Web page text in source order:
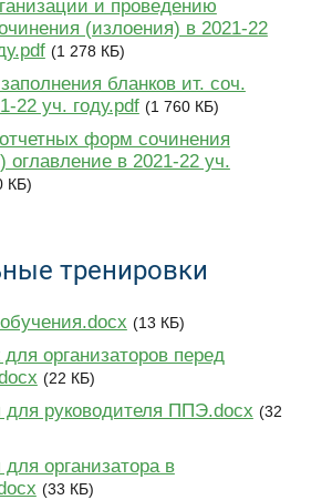
и проведению
(излоения) в 2021-22
(1 278 КБ)
бланков ит. соч.
22 уч. году.pdf (1 760 КБ)
форм сочинения
оглавление в 2021-22 уч.
КБ)
тренировки
(13 КБ)
организаторов перед
(22 КБ)
для руководителя ППЭ.docx (32
организатора в
(33 КБ)